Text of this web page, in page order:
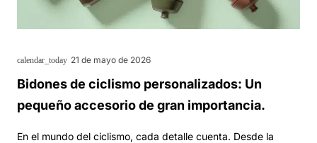
calendar_today 21 de mayo de 2026
Bidones de ciclismo personalizados: Un
pequeño accesorio de gran importancia.
En el mundo del ciclismo, cada detalle cuenta. Desde la